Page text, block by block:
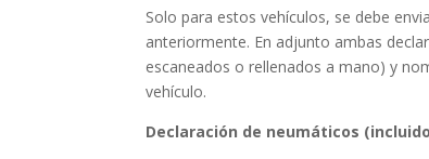
Solo para estos vehículos, se debe
anteriormente. En adjunto ambas
escaneados o rellenados a mano) y
vehículo.
Declaración de neumáticos